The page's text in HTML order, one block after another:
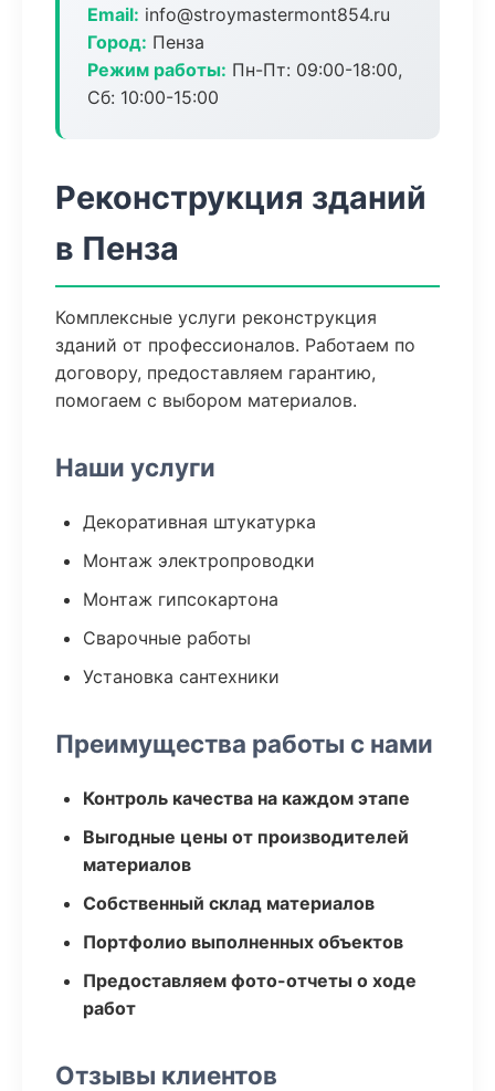
Email: info@stroymastermont854.ru
Город: Пенза
Режим работы: Пн-Пт: 09:00-18:00,
Сб: 10:00-15:00
Реконструкция зданий
в Пенза
Комплексные услуги реконструкция
зданий от профессионалов. Работаем по
договору, предоставляем гарантию,
помогаем с выбором материалов.
Наши услуги
Декоративная штукатурка
Монтаж электропроводки
Монтаж гипсокартона
Сварочные работы
Установка сантехники
Преимущества работы с нами
Контроль качества на каждом этапе
Выгодные цены от производителей
материалов
Собственный склад материалов
Портфолио выполненных объектов
Предоставляем фото-отчеты о ходе
работ
Отзывы клиентов